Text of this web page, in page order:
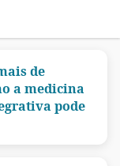
de
a medicina
pode